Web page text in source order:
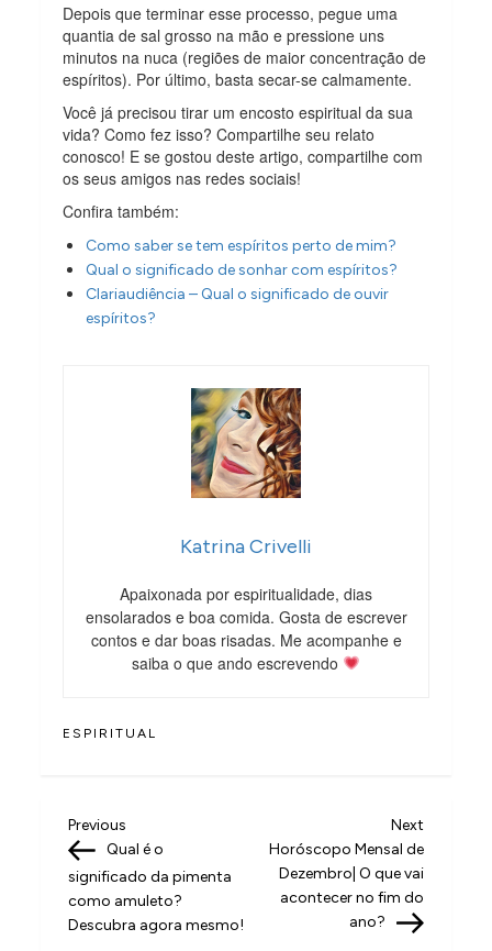
Depois que terminar esse processo, pegue uma
quantia de sal grosso na mão e pressione uns
minutos na nuca (regiões de maior concentração de
espíritos). Por último, basta secar-se calmamente.
Você já precisou tirar um encosto espiritual da sua
vida? Como fez isso? Compartilhe seu relato
conosco! E se gostou deste artigo, compartilhe com
os seus amigos nas redes sociais!
Confira também:
Como saber se tem espíritos perto de mim?
Qual o significado de sonhar com espíritos?
Clariaudiência – Qual o significado de ouvir
espíritos?
Katrina Crivelli
Apaixonada por espiritualidade, dias
ensolarados e boa comida. Gosta de escrever
contos e dar boas risadas. Me acompanhe e
saiba o que ando escrevendo
ESPIRITUAL
N
a
v
e
Previous
Post
Previous
Qual é o
significado da pimenta
como amuleto?
Descubra agora mesmo!
Next
Post
Next
Horóscopo Mensal de
Dezembro| O que vai
acontecer no fim do
ano?